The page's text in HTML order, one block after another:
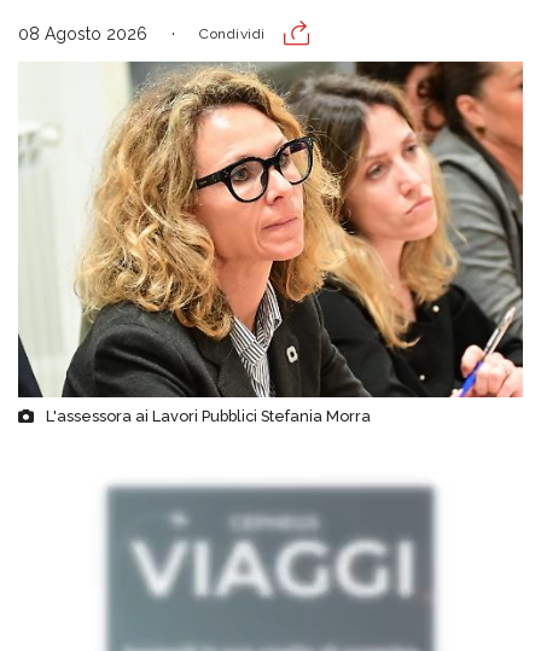
08 Agosto 2026 Condividi
L'assessora ai Lavori Pubblici Stefania Morra